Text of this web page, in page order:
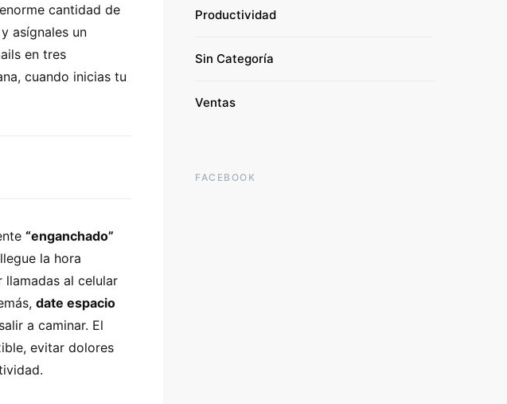
cantidad de
asígnales un
en tres
cuando inicias tu
“enganchado”
la hora
al celular
date espacio
a caminar. El
evitar dolores
Productividad
Sin Categoría
Ventas
FACEBOOK